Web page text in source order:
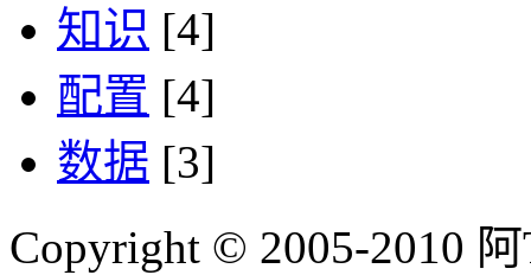
知识 [4]
配置 [4]
数据 [3]
Copyright © 2005-2010